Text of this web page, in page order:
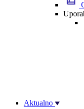
Aktualno